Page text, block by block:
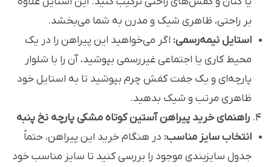
بر راحتی، ظاهری شیک و مدرن به شما می‌بخشد.
استایل نیمه‌رسمی: اگر می‌خواهید این پیراهن را در یک
محیط کاری یا اجتماعی غیررسمی بپوشید، آن را با شلوار
پارچه‌ای و یک جفت کفش چرم بپوشید تا به استایل خود
ظاهری مرتب و شیک بدهید.
4. راهنمای خرید پیراهن آستین کوتاه مشکی پارچه نخ پنبه
انتخاب سایز مناسب: در هنگام خرید این پیراهن، حتماً
جدول سایزبندی موجود را بررسی کنید تا سایز مناسب خود